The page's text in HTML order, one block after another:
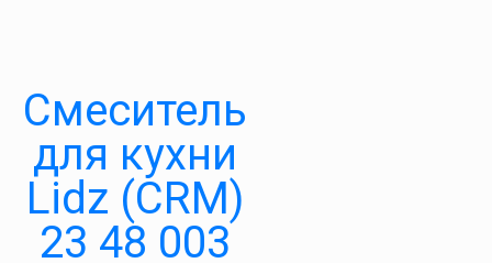
Смеситель
для кухни
Lidz (CRM)
23 48 003